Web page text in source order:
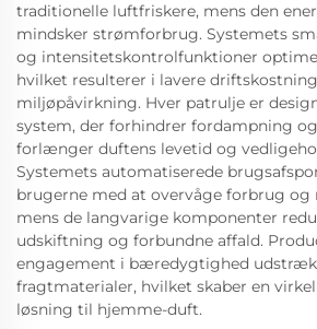
traditionelle luftfriskere, mens den
mindsker strømforbrug. Systemets
og intensitetskontrolfunktioner
hvilket resulterer i lavere
miljøpåvirkning. Hver patrulje er
system, der forhindrer fordampning
forlænger duftens levetid og
Systemets automatiserede
brugerne med at overvåge forbrug
mens de langvarige komponenter
udskiftning og forbundne affald.
engagement i bæredygtighed
fragtmaterialer, hvilket skaber en
løsning til hjemme-duft.